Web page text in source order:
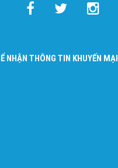
NHẬN THÔNG TIN KHUYẾN MẠI